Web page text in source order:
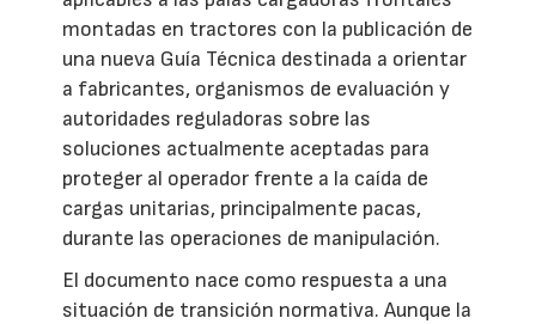
montadas en tractores con la publicación de
una nueva Guía Técnica destinada a orientar
a fabricantes, organismos de evaluación y
autoridades reguladoras sobre las
soluciones actualmente aceptadas para
proteger al operador frente a la caída de
cargas unitarias, principalmente pacas,
durante las operaciones de manipulación.
El documento nace como respuesta a una
situación de transición normativa. Aunque la